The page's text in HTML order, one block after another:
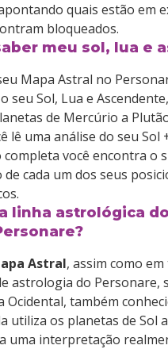
quais estão em
bloqueados.
meu sol, lua e
Mapa Astral no
seu Sol, Lua e
de Mercúrio a
lê uma análise do seu Sol
completa você encontra o
de cada um dos seus
linha astrológica
Astral, assim como
astrologia do Personare,
Ocidental, também
utiliza os planetas de Sol
uma interpretação